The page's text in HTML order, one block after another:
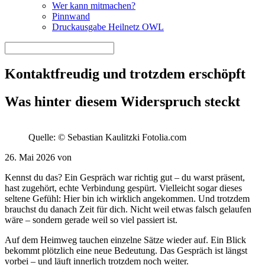
Wer kann mitmachen?
Pinnwand
Druckausgabe Heilnetz OWL
Kontaktfreudig und trotzdem erschöpft
Was hinter diesem Widerspruch steckt
Quelle: © Sebastian Kaulitzki Fotolia.com
26. Mai 2026 von
Kennst du das? Ein Gespräch war richtig gut – du warst präsent,
hast zugehört, echte Verbindung gespürt. Vielleicht sogar dieses
seltene Gefühl: Hier bin ich wirklich angekommen. Und trotzdem
brauchst du danach Zeit für dich. Nicht weil etwas falsch gelaufen
wäre – sondern gerade weil so viel passiert ist.
Auf dem Heimweg tauchen einzelne Sätze wieder auf. Ein Blick
bekommt plötzlich eine neue Bedeutung. Das Gespräch ist längst
vorbei – und läuft innerlich trotzdem noch weiter.